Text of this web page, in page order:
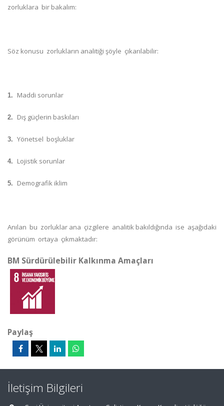
zorluklara bir bakalım:
Söz konusu zorlukların analitiği şöyle çıkarılabilir:
1. Maddi sorunlar
2. Dış güçlerin baskıları
3. Yönetsel boşluklar
4. Lojistik sorunlar
5. Demografik iklim
Anılan bu zorluklar ana çizgilere analitik bakıldığında ise aşağıdaki
görünüm ortaya çıkmaktadır:
BM Sürdürülebilir Kalkınma Amaçları
Paylaş
İletişim Bilgileri